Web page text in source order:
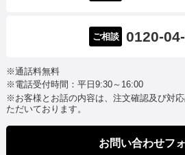
ご相談 0120-
※通話料無料
※電話受付時間：平日9:30～16:00
※お客様とお話の内容は、注文確認及び対
ただいております。
お問い合わせフ